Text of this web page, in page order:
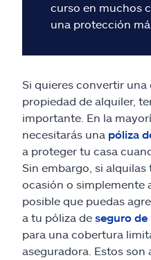
curso en muchos
una protección
Si quieres convertir una
propiedad de alquiler,
importante. En la
necesitarás una póliza
a proteger tu casa
Sin embargo, si alquilas
ocasión o simplemente
posible que puedas
a tu póliza de seguro
para una cobertura
aseguradora. Estos son